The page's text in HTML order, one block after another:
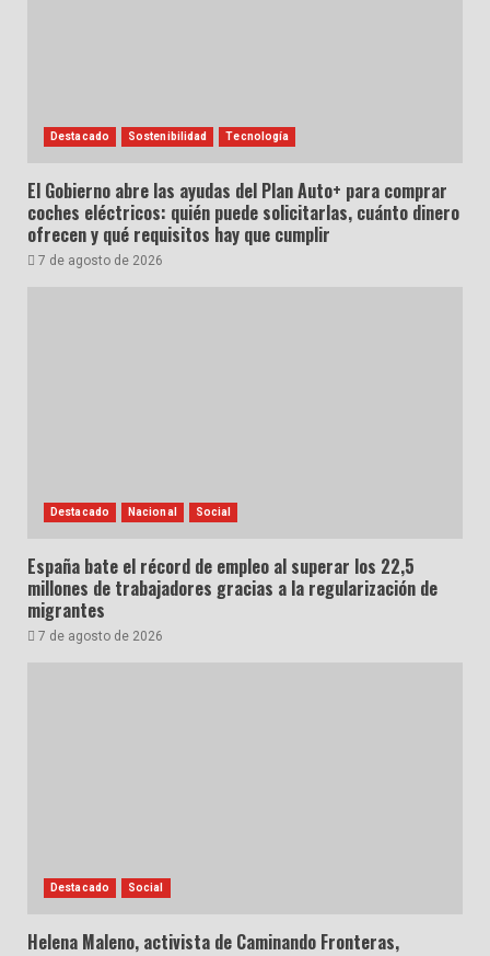
Destacado Sostenibilidad Tecnología
El Gobierno abre las ayudas del Plan Auto+ para comprar
coches eléctricos: quién puede solicitarlas, cuánto dinero
ofrecen y qué requisitos hay que cumplir
7 de agosto de 2026
Destacado Nacional Social
España bate el récord de empleo al superar los 22,5
millones de trabajadores gracias a la regularización de
migrantes
7 de agosto de 2026
Destacado Social
Helena Maleno, activista de Caminando Fronteras,